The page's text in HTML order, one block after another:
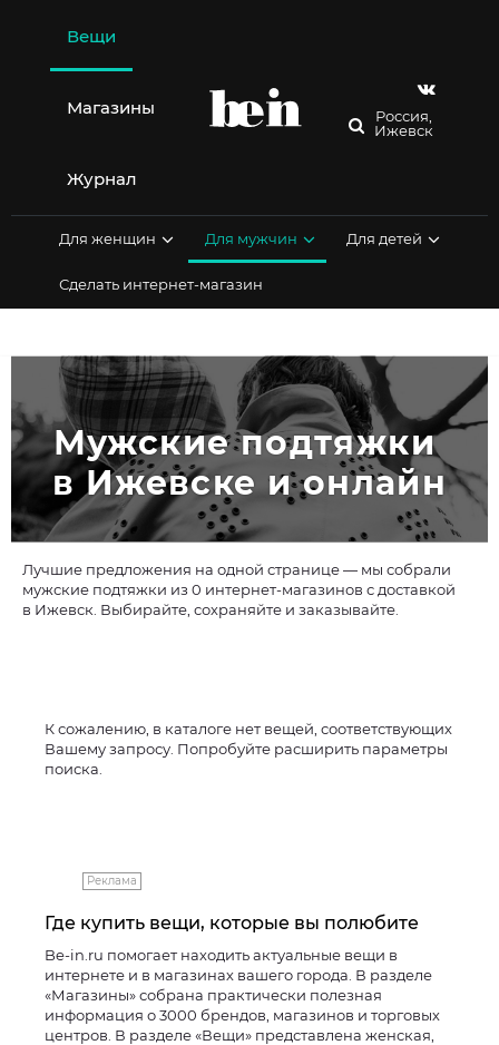
содержимому
Вещи
Магазины
Журнал
Россия,
Ижевск
Для женщин Для мужчин Для детей
Сделать интернет-магазин
Мужские подтяжки
в Ижевске и онлайн
Лучшие предложения на одной странице — мы собрали
мужские подтяжки из 0 интернет-магазинов с доставкой
в Ижевск. Выбирайте, сохраняйте и заказывайте.
К сожалению, в каталоге нет вещей, соответствующих
Вашему запросу. Попробуйте расширить параметры
поиска.
Реклама
Где купить вещи, которые вы полюбите
Be-in.ru помогает находить актуальные вещи в
интернете и в магазинах вашего города. В разделе
«Магазины» собрана практически полезная
информация о 3000 брендов, магазинов и торговых
центров. В разделе «Вещи» представлена женская,